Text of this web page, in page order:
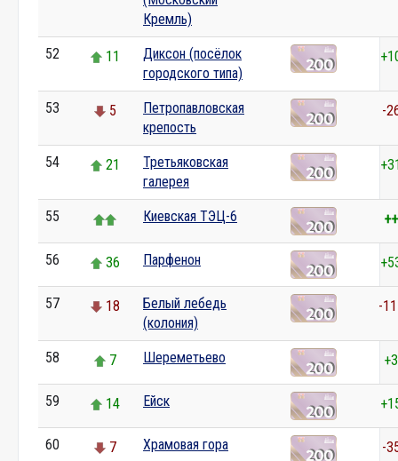
Кремль)
52 11
Диксон (посёлок
городского типа)
53 5
Петропавловская
крепость
-
54 21
Третьяковская
галерея
55 Киевская ТЭЦ-6 ++
56 36 Парфенон
57 18
Белый лебедь
(колония)
-
58 7 Шереметьево +3
59 14 Ейск
60 7 Храмовая гора -